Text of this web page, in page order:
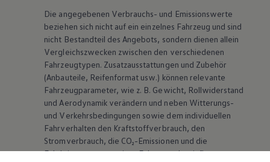
Die angegebenen Verbrauchs- und Emissionswerte
beziehen sich nicht auf ein einzelnes Fahrzeug und sind
nicht Bestandteil des Angebots, sondern dienen allein
Vergleichszwecken zwischen den verschiedenen
Fahrzeugtypen. Zusatzausstattungen und Zubehör
(Anbauteile, Reifenformat usw.) können relevante
Fahrzeugparameter, wie z. B. Gewicht, Rollwiderstand
und Aerodynamik verändern und neben Witterungs-
und Verkehrsbedingungen sowie dem individuellen
Fahrverhalten den Kraftstoffverbrauch, den
Stromverbrauch, die CO₂-Emissionen und die
Fahrleistungswerte eines Fahrzeugs beeinflussen.